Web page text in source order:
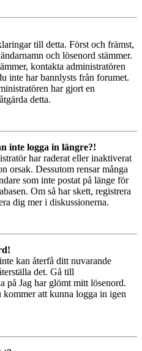
till detta. Först och främst,
och lösenord stämmer.
kontakta administratören
inte har bannlysts från forumet.
har gjort en
detta.
inte logga in längre?!
har raderat eller inaktiverat
orsak. Dessutom rensar många
som inte postat på länge för
Om så har skett, registrera
dig mer i diskussionerna.
kan återfå ditt nuvarande
det. Gå till
på Jag har glömt mitt lösenord.
att kunna logga in igen